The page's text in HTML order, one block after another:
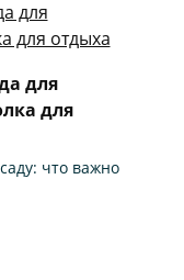
для
для
что важно